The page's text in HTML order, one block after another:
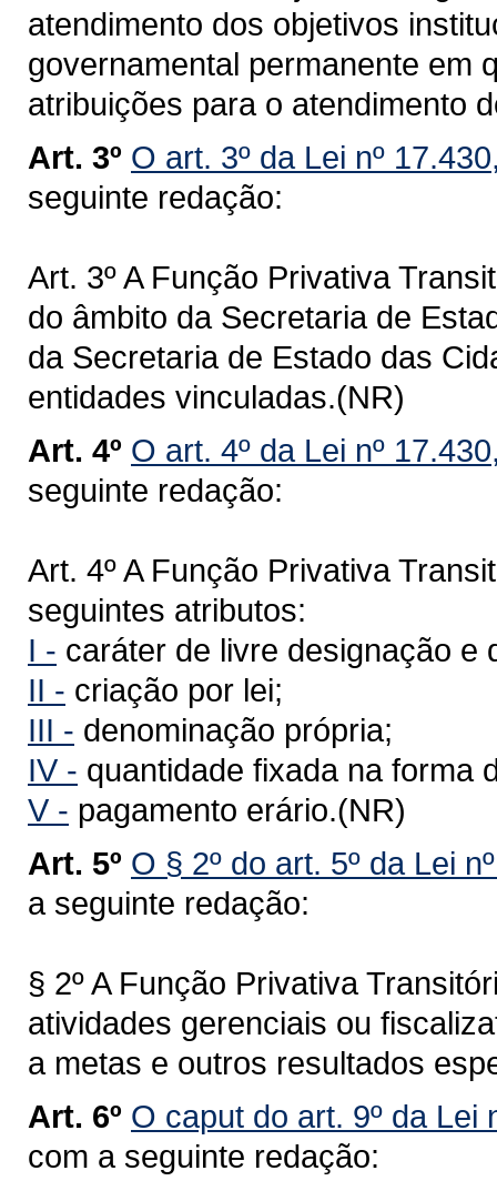
atendimento dos objetivos
governamental permanente em
atribuições para o atendimento
Art. 3º O art. 3º da Lei nº
seguinte redação:
Art. 3º A Função Privativa
do âmbito da Secretaria de
da Secretaria de Estado das
entidades vinculadas.(NR)
Art. 4º O art. 4º da Lei nº
seguinte redação:
Art. 4º A Função Privativa
seguintes atributos:
I - caráter de livre designação e
II - criação por lei;
III - denominação própria;
IV - quantidade fixada na forma
V - pagamento erário.(NR)
Art. 5º O § 2º do art. 5º da Lei
a seguinte redação:
§ 2º A Função Privativa
atividades gerenciais ou
a metas e outros resultados
Art. 6º O caput do art. 9º da Lei
com a seguinte redação: